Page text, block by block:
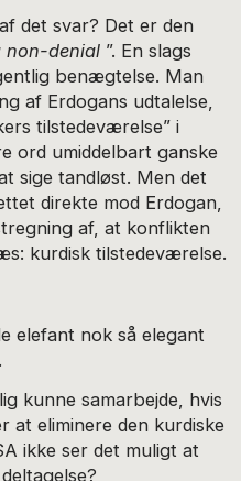
det svar? Det er den
non-denial ”. En slags
benægtelse. Man
af Erdogans udtalelse,
tilstedeværelse” i
ord umiddelbart ganske
sige tandløst. Men det
direkte mod Erdogan,
af, at konflikten
kurdisk tilstedeværelse.
elefant nok så elegant
kunne samarbejde, hvis
at eliminere den kurdiske
ikke ser det muligt at